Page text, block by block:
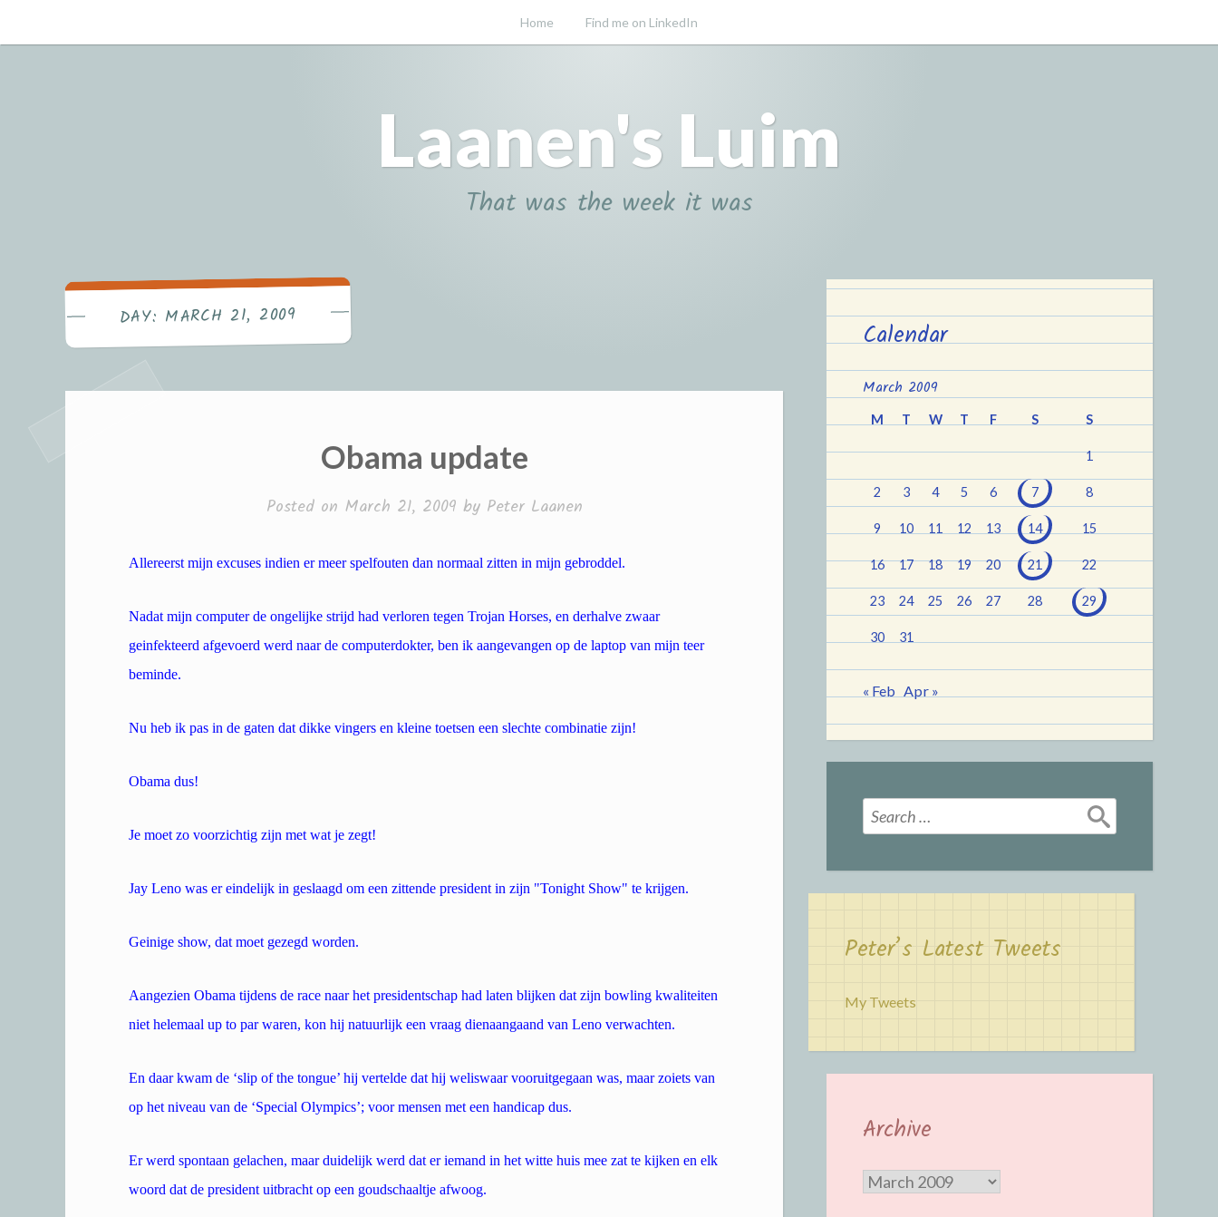
to
Home Find me on LinkedIn
Laanen's Luim
That was the week it was
DAY: MARCH 21, 2009
Obama update
Posted on March 21, 2009 by Peter Laanen
Allereerst mijn excuses indien er meer spelfouten dan normaal zitten in mijn gebroddel.
Nadat mijn computer de ongelijke strijd had verloren tegen Trojan Horses, en derhalve zwaar
geinfekteerd afgevoerd werd naar de computerdokter, ben ik aangevangen op de laptop van mijn teer
beminde.
Nu heb ik pas in de gaten dat dikke vingers en kleine toetsen een slechte combinatie zijn!
Obama dus!
Je moet zo voorzichtig zijn met wat je zegt!
Jay Leno was er eindelijk in geslaagd om een zittende president in zijn "Tonight Show" te krijgen.
Geinige show, dat moet gezegd worden.
Aangezien Obama tijdens de race naar het presidentschap had laten blijken dat zijn bowling kwaliteiten
niet helemaal up to par waren, kon hij natuurlijk een vraag dienaangaand van Leno verwachten.
En daar kwam de ‘slip of the tongue’ hij vertelde dat hij weliswaar vooruitgegaan was, maar zoiets van
op het niveau van de ‘Special Olympics’; voor mensen met een handicap dus.
Er werd spontaan gelachen, maar duidelijk werd dat er iemand in het witte huis mee zat te kijken en elk
woord dat de president uitbracht op een goudschaaltje afwoog.
Calendar
March 2009
M T W T F S S
1
2 3 4 5 6 7 8
9 10 11 12 13 14 15
16 17 18 19 20 21 22
23 24 25 26 27 28 29
30 31
« Feb Apr »
Search
for:
Peter’s Latest Tweets
My Tweets
Archive
Archive